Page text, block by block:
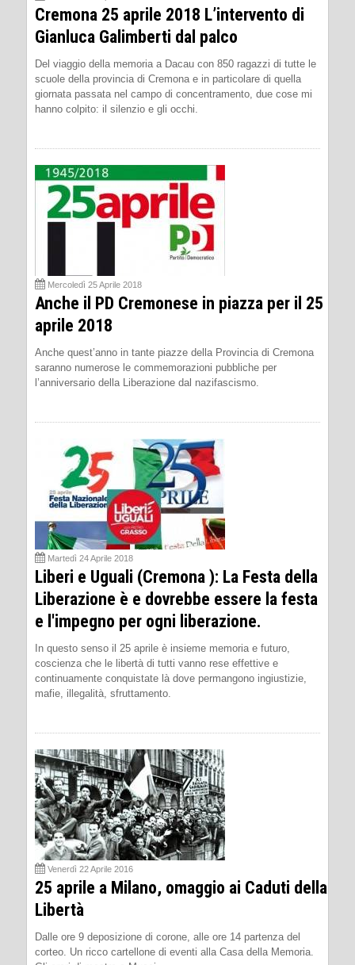
Cremona 25 aprile 2018 L’intervento di
Gianluca Galimberti dal palco
Del viaggio della memoria a Dacau con 850 ragazzi di tutte le
scuole della provincia di Cremona e in particolare di quella
giornata passata nel campo di concentramento, due cose mi
hanno colpito: il silenzio e gli occhi.
Mercoledì 25 Aprile 2018
Anche il PD Cremonese in piazza per il 25
aprile 2018
Anche quest’anno in tante piazze della Provincia di Cremona
saranno numerose le commemorazioni pubbliche per
l’anniversario della Liberazione dal nazifascismo.
Martedì 24 Aprile 2018
Liberi e Uguali (Cremona ): La Festa della
Liberazione è e dovrebbe essere la festa
e l'impegno per ogni liberazione.
In questo senso il 25 aprile è insieme memoria e futuro,
coscienza che le libertà di tutti vanno rese effettive e
continuamente conquistate là dove permangono ingiustizie,
mafie, illegalità, sfruttamento.
Venerdì 22 Aprile 2016
25 aprile a Milano, omaggio ai Caduti della
Libertà
Dalle ore 9 deposizione di corone, alle ore 14 partenza del
corteo. Un ricco cartellone di eventi alla Casa della Memoria.